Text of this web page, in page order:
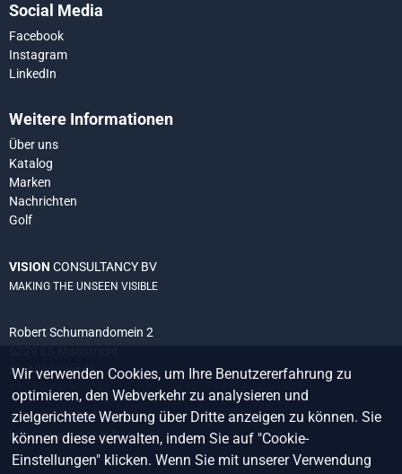
Social Media
Facebook
Instagram
LinkedIn
Weitere Informationen
Über uns
Katalog
Marken
Nachrichten
Golf
VISION CONSULTANCY BV
MAKING THE UNSEEN VISIBLE
Robert Schumandomein 2
Die Niederlande
+31 (0) 438 522 651
info@vision-consultancy.nl
Wir verwenden Cookies, um Ihre Benutzererfahrung zu
optimieren, den Webverkehr zu analysieren und
zielgerichtete Werbung über Dritte anzeigen zu können. Sie
können diese verwalten, indem Sie auf "Cookie-
Einstellungen" klicken. Wenn Sie mit unserer Verwendung